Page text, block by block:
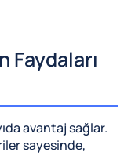
avantaj sağlar.
sayesinde,